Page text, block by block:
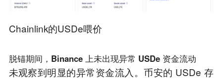
Chainlink的USDe喂价
脱锚期间，Binance 上未出现异常 USDe 资金流动
未观察到明显的异常资金流入。币安的 USDe 存